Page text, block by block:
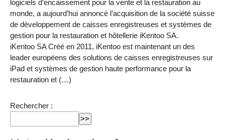
logiciels d’encaissement pour la vente et la restauration au
monde, a aujourd’hui annoncé l’acquisition de la société suisse
de développement de caisses enregistreuses et systèmes de
gestion pour la restauration et hôtellerie iKentoo SA.
iKentoo SA Créé en 2011, iKentoo est maintenant un des
leader européens des solutions de caisses enregistreuses sur
iPad et systèmes de gestion haute performance pour la
restauration et (…)
Rechercher :